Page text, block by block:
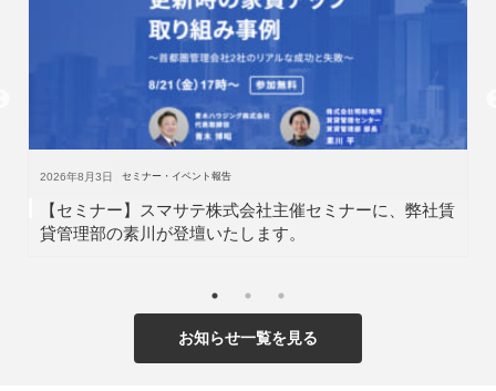
2026年6月8日 セミナー・イベント報告
【参加しました】「第11回百縁商店街」に明和地所グル
ープとして参加いたしました！
お知らせ一覧を見る